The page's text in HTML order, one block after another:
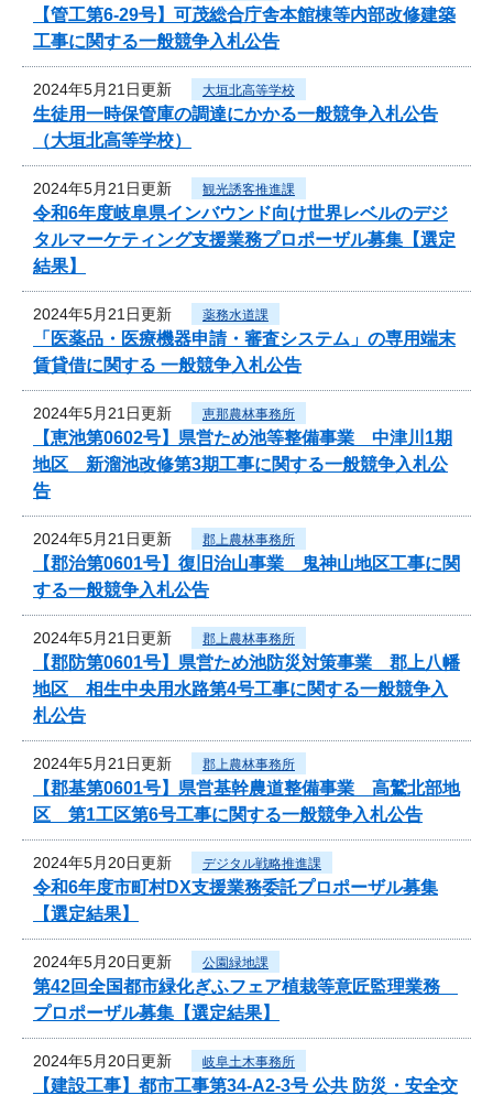
【管工第6-29号】可茂総合庁舎本館棟等内部改修建築
工事に関する一般競争入札公告
2024年5月21日更新 大垣北高等学校
生徒用一時保管庫の調達にかかる一般競争入札公告
（大垣北高等学校）
2024年5月21日更新 観光誘客推進課
令和6年度岐阜県インバウンド向け世界レベルのデジ
タルマーケティング支援業務プロポーザル募集【選定
結果】
2024年5月21日更新 薬務水道課
「医薬品・医療機器申請・審査システム」の専用端末
賃貸借に関する 一般競争入札公告
2024年5月21日更新 恵那農林事務所
【恵池第0602号】県営ため池等整備事業 中津川1期
地区 新溜池改修第3期工事に関する一般競争入札公
告
2024年5月21日更新 郡上農林事務所
【郡治第0601号】復旧治山事業 鬼神山地区工事に関
する一般競争入札公告
2024年5月21日更新 郡上農林事務所
【郡防第0601号】県営ため池防災対策事業 郡上八幡
地区 相生中央用水路第4号工事に関する一般競争入
札公告
2024年5月21日更新 郡上農林事務所
【郡基第0601号】県営基幹農道整備事業 高鷲北部地
区 第1工区第6号工事に関する一般競争入札公告
2024年5月20日更新 デジタル戦略推進課
令和6年度市町村DX支援業務委託プロポーザル募集
【選定結果】
2024年5月20日更新 公園緑地課
第42回全国都市緑化ぎふフェア植栽等意匠監理業務
プロポーザル募集【選定結果】
2024年5月20日更新 岐阜土木事務所
【建設工事】都市工事第34-A2-3号 公共 防災・安全交